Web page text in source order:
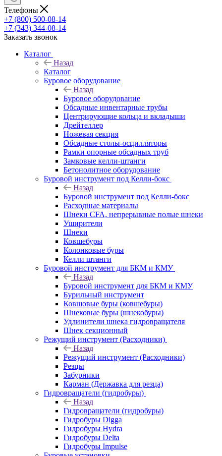
Телефоны
+7 (800) 500-08-14
+7 (343) 344-08-14
Заказать звонок
Каталог
Назад
Каталог
Буровое оборудование
Назад
Буровое оборудование
Обсадные инвентарные трубы
Центрирующие кольца и вкладыши
Дрейтеллер
Ножевая секция
Обсадные столы-осцилляторы
Рамки опорные обсадных труб
Замковые келли-штанги
Бетонолитное оборудование
Буровой инструмент под Келли-бокс
Назад
Буровой инструмент под Келли-бокс
Расходные материалы
Шнеки CFA, непрерывные полые шнеки
Уширители
Шнеки
Ковшебуры
Колонковые буры
Келли штанги
Буровой инструмент для БКМ и КМУ
Назад
Буровой инструмент для БКМ и КМУ
Бурильный инструмент
Ковшовые буры (ковшебуры)
Шнековые буры (шнекобуры)
Удлинители шнека гидровращателя
Шнек секционный
Режущий инструмент (Расходники)
Назад
Режущий инструмент (Расходники)
Резцы
Забурники
Карман (Державка для резца)
Гидровращатели (гидробуры)
Назад
Гидровращатели (гидробуры)
Гидробуры Digga
Гидробуры Hydra
Гидробуры Delta
Гидробуры Impulse